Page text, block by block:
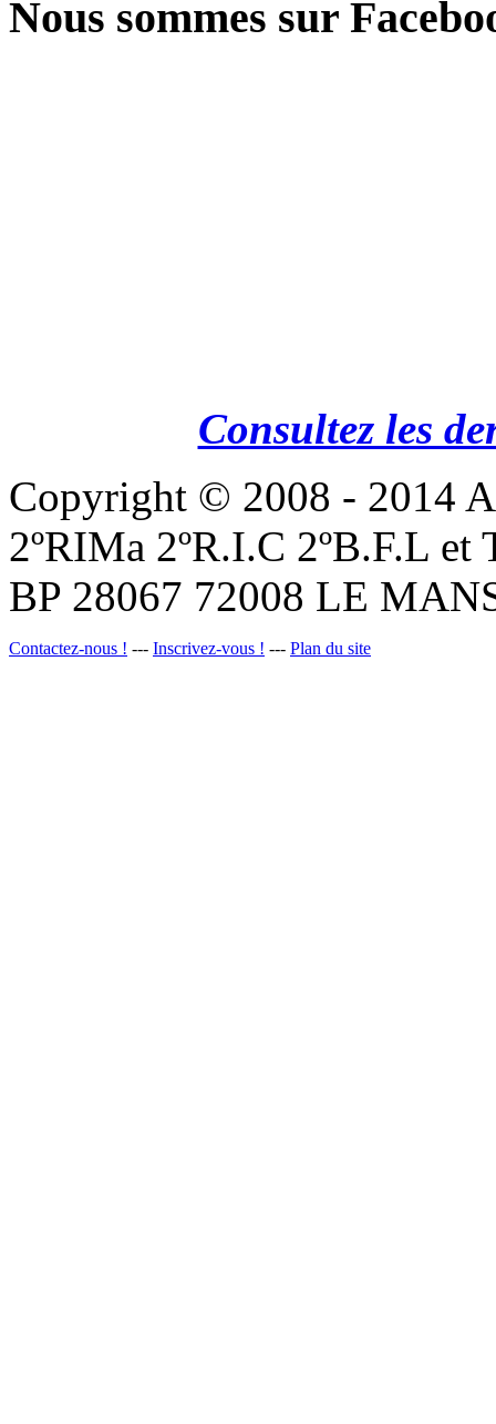
Nous sommes sur
Consultez les
Copyright © 2008 - 2014
2ºRIMa 2ºR.I.C 2ºB.F.L
BP 28067 72008 LE
Contactez-nous ! --- Inscrivez-vous ! --- Plan du site